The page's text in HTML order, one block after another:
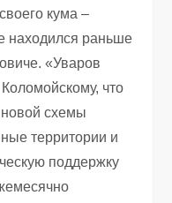
кума –
находился раньше
«Уваров
что
схемы
территории и
поддержку